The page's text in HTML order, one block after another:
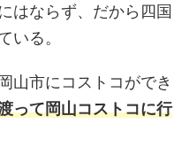
はならず、だから四国
いる。
山市にコストコができ
って岡山コストコに行